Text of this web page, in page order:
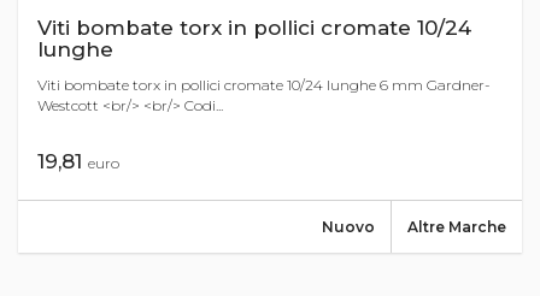
Viti bombate torx in pollici cromate 10/24
lunghe
Viti bombate torx in pollici cromate 10/24 lunghe 6 mm Gardner-
Westcott <br/> <br/> Codi...
19,81 euro
Altre Marche
Nuovo